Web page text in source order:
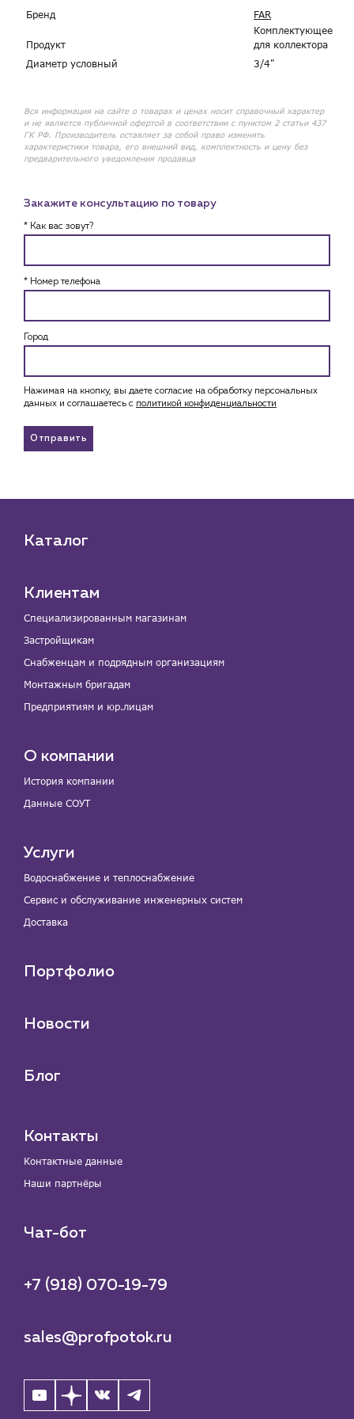
Бренд FAR
Продукт
Комплектующее
для коллектора
Диаметр условный
3/4"
Вся информация на сайте о товарах и ценах носит справочный характер
и не является публичной офертой в соответствии с пунктом 2 статьи 437
ГК РФ. Производитель оставляет за собой право изменять
характеристики товара, его внешний вид, комплектность и цену без
предварительного уведомления продавца
Закажите консультацию по товару
* Как вас зовут?
* Номер телефона
Город
Нажимая на кнопку, вы даете согласие на обработку персональных
данных и соглашаетесь c политикой конфиденциальности
Отправить
Каталог
Клиентам
Специализированным магазинам
Застройщикам
Снабженцам и подрядным организациям
Монтажным бригадам
Предприятиям и юр.лицам
О компании
История компании
Данные СОУТ
Услуги
Водоснабжение и теплоснабжение
Сервис и обслуживание инженерных систем
Доставка
Портфолио
Новости
Блог
Контакты
Контактные данные
Наши партнёры
Чат-бот
+7 (918) 070-19-79
sales@profpotok.ru